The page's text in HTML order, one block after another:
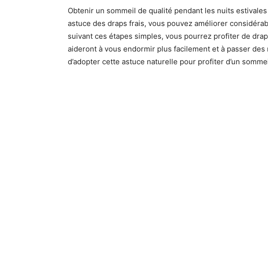
Obtenir un sommeil de qualité pendant les nuits
astuce des draps frais, vous pouvez améliorer
suivant ces étapes simples, vous pourrez profiter de
aideront à vous endormir plus facilement et à passer des
d’adopter cette astuce naturelle pour profiter d’un